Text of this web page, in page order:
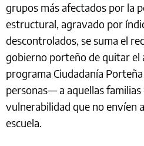
grupos más afectados por la
estructural, agravado por
descontrolados, se suma el
gobierno porteño de quitar el
programa Ciudadanía
personas— a aquellas
vulnerabilidad que no envíen
escuela.